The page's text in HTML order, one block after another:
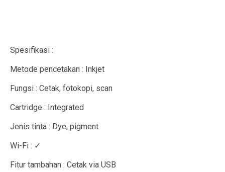
Spesifikasi :
Metode pencetakan : Inkjet
Fungsi : Cetak, fotokopi, scan
Cartridge : Integrated
Jenis tinta : Dye, pigment
Wi-Fi : ✓
Fitur tambahan : Cetak via USB